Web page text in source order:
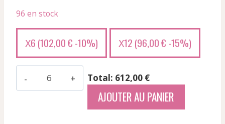
96 en stock
X6 (102,00€ -10%) X12 (96,00€ -15%)
Total: 612,00 €
AJOUTER AU PANIER